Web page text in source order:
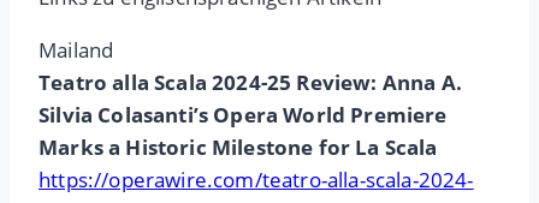
Mailand
Teatro alla Scala 2024-25 Review: Anna A.
Silvia Colasanti’s Opera World Premiere
Marks a Historic Milestone for La Scala
https://operawire.com/teatro-alla-scala-2024-